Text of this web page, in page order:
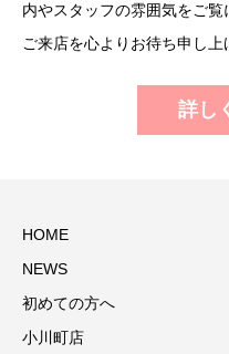
内やスタッフの雰囲気をご覧
ご来店を心よりお待ち申し上
詳し
HOME
NEWS
初めての方へ
小川町店